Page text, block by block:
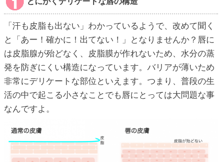
「汗も皮脂も出ない」わかっているようで、改めて聞く
と「あー！確かに！出てない！」となりませんか？唇に
は皮脂腺が殆どなく、皮脂膜が作れないため、水分の蒸
発を防ぎにくい構造になっています。バリアが薄いため
非常にデリケートな部位といえます。つまり、普段の生
活の中で起こる小さなことでも唇にとっては大問題な事
なんですよ。